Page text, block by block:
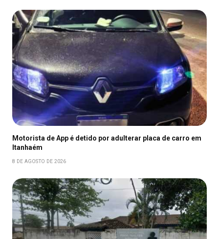
Motorista de App é detido por adulterar placa de carro em
Itanhaém
8 DE AGOSTO DE 2026